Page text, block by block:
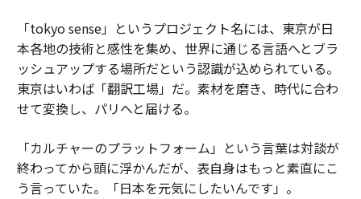
「tokyo sense」というプロジェクト名には、東京が日
本各地の技術と感性を集め、世界に通じる言語へとブラ
ッシュアップする場所だという認識が込められている。
東京はいわば「翻訳工場」だ。素材を磨き、時代に合わ
せて変換し、パリへと届ける。
「カルチャーのプラットフォーム」という言葉は対談が
終わってから頭に浮かんだが、表自身はもっと素直にこ
う言っていた。「日本を元気にしたいんです」。